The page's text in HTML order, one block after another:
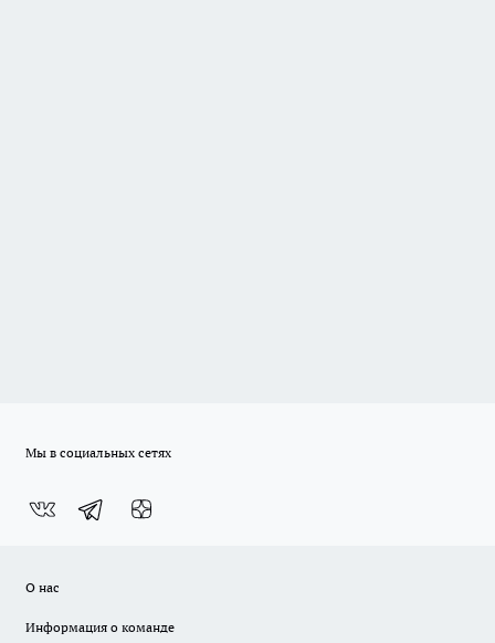
Мы в социальных сетях
О нас
Информация о команде